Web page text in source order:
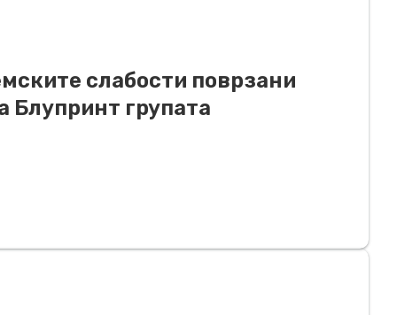
слабости поврзани
Блупринт групата